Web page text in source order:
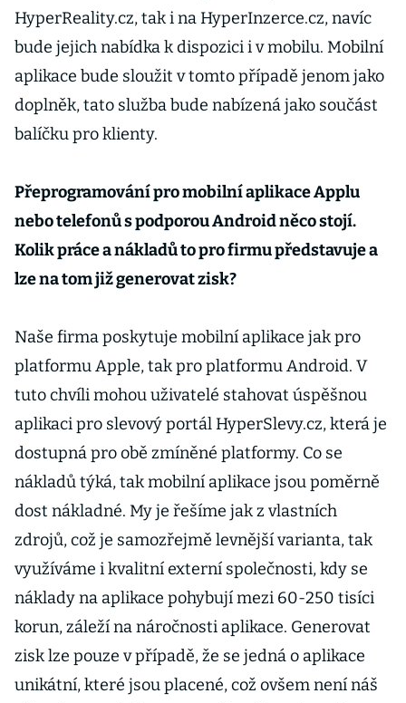
HyperReality.cz, tak i na HyperInzerce.cz, navíc
bude jejich nabídka k dispozici i v mobilu. Mobilní
aplikace bude sloužit v tomto případě jenom jako
doplněk, tato služba bude nabízená jako součást
balíčku pro klienty.
Přeprogramování pro mobilní aplikace Applu
nebo telefonů s podporou Android něco stojí.
Kolik práce a nákladů to pro firmu představuje a
lze na tom již generovat zisk?
Naše firma poskytuje mobilní aplikace jak pro
platformu Apple, tak pro platformu Android. V
tuto chvíli mohou uživatelé stahovat úspěšnou
aplikaci pro slevový portál HyperSlevy.cz, která je
dostupná pro obě zmíněné platformy. Co se
nákladů týká, tak mobilní aplikace jsou poměrně
dost nákladné. My je řešíme jak z vlastních
zdrojů, což je samozřejmě levnější varianta, tak
využíváme i kvalitní externí společnosti, kdy se
náklady na aplikace pohybují mezi 60-250 tisíci
korun, záleží na náročnosti aplikace. Generovat
zisk lze pouze v případě, že se jedná o aplikace
unikátní, které jsou placené, což ovšem není náš